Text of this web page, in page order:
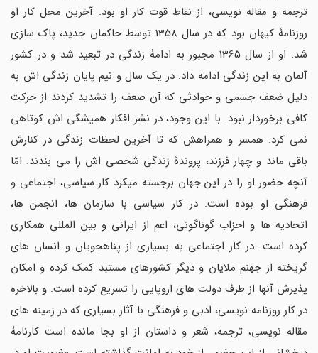
ترجمه و مقاله نویسی، از نقاط قوت کار او بود. آخرین محل کار او
روزنامۀ کیهان بود که در سال 1358 توسط حاکمان جدید، پاک سازی
شد. او از سال 1365 مجبور به ادامۀ زندگی در تبعید شد و در کشور
آلمان به این زندگی ادامه داد. در یک سال و نیم پایان زندگی اش به
دلیل ضعف جسمی و حوادثی که آن ضعف را تشدید کردند از حرکت
کافی برخوردار نبود. با این وجود، در نشر افکار همیشگی اش کوتاهی
نمی کرد. همسر و همراهش که تا آخرین لحظات زندگی در کنارش
باقی ماند و چهار فرزند، پروندۀ زندگی شخصی اش را می بندند. امّا
آنچه حضور او را در این جهان برجسته میکرد کار سیاسی، اجتماعی و
فرهنگی او بوده است. در کار سیاسی با سازمان ها، انجمن ها،
اتحادیه ها و احزاب گوناگونی، اعم از ایرانی و بین المللی همکاری
کرده است. در کار اجتماعی به بسیاری از پناهجویان و انسان های
گریخته از جهنم ملایان و دیگر کشورهای مستبد کمک کرده و امکان
پذیرش آنها از طرف دولت های اروپایی را تسریع کرده است. و بالاخره
در کار روزنامه نویسی، ادبی و فرهنگی با آثار بسیاری که در زمینه های
مقاله نویسی، ترجمه، شعر و داستان از او بجا مانده است کارنامۀ